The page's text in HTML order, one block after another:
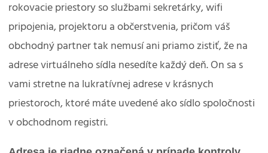
rokovacie priestory so službami sekretárky, wifi
pripojenia, projektoru a občerstvenia, pričom váš
obchodný partner tak nemusí ani priamo zistiť, že na
adrese virtuálneho sídla nesedíte každý deň. On sa s
vami stretne na lukratívnej adrese v krásnych
priestoroch, ktoré máte uvedené ako sídlo spoločnosti
v obchodnom registri.